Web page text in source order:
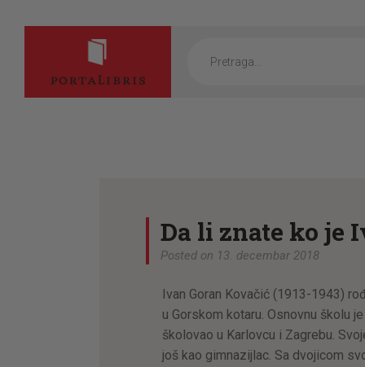
search
Da li znate ko je
Posted on 13. decembar 2018
Ivan Goran Kovačić (1913-1943)
u Gorskom kotaru. Osnovnu školu
školovao u Karlovcu i Zagrebu.
još kao gimnazijlac. Sa dvojicom